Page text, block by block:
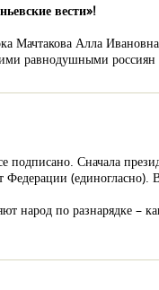
вести»!
Мачтакова Алла
равнодушными россиян
Сначала
Федерации (единогласно).
народ по разнарядке –